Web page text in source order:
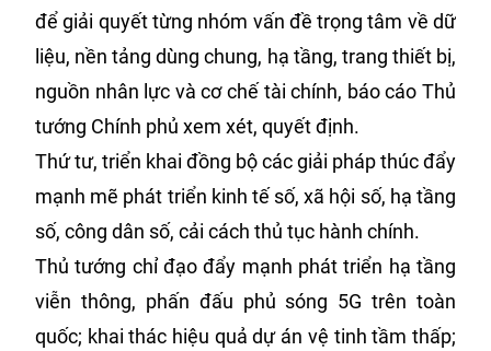
để giải quyết từng nhóm vấn đề trọng tâm về dữ
liệu, nền tảng dùng chung, hạ tầng, trang thiết bị,
nguồn nhân lực và cơ chế tài chính, báo cáo Thủ
tướng Chính phủ xem xét, quyết định.
Thứ tư, triển khai đồng bộ các giải pháp thúc đẩy
mạnh mẽ phát triển kinh tế số, xã hội số, hạ tầng
số, công dân số, cải cách thủ tục hành chính.
Thủ tướng chỉ đạo đẩy mạnh phát triển hạ tầng
viễn thông, phấn đấu phủ sóng 5G trên toàn
quốc; khai thác hiệu quả dự án vệ tinh tầm thấp;